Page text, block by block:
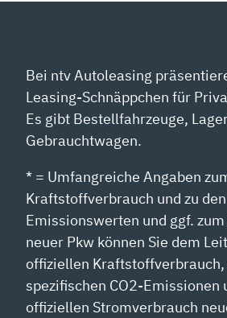
Bei ntv Autoleasing
Leasing-Schnäppchen für
Es gibt Bestellfahrzeuge,
Gebrauchtwagen.
* = Umfangreiche Angaben
Kraftstoffverbrauch und zu
Emissionswerten und ggf.
neuer Pkw können Sie dem
offiziellen
spezifischen CO2-Emissionen
offiziellen Stromverbrauch